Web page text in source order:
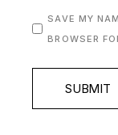
SAVE MY
BROWSER
SUBMIT